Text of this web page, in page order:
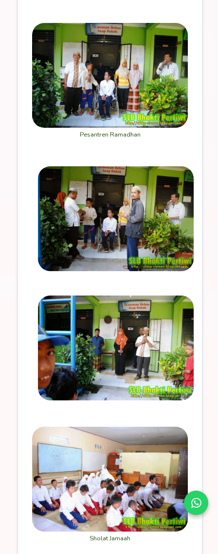
Pesantren Ramadhan
Sholat Jamaah